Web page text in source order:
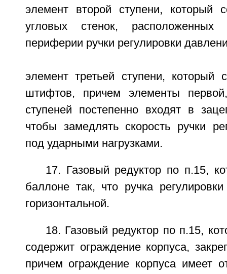
элемент второй ступени, который
угловых стенок, расположенных
периферии ручки регулировки
элемент третьей ступени, который
штифтов, причем элементы
ступеней постепенно входят в
чтобы замедлять скорость ручки
под ударными нагрузками.
17. Газовый редуктор по п.15,
баллоне так, что ручка
горизонтальной.
18. Газовый редуктор по п.15,
содержит ограждение корпуса,
причем ограждение корпуса имеет